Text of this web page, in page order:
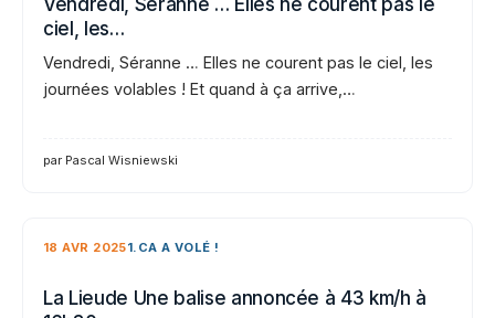
ciel, les…
Vendredi, Séranne … Elles ne courent pas le ciel, les
journées volables ! Et quand à ça arrive,…
par Pascal Wisniewski
18 AVR 20251.CA A VOLÉ !
La Lieude Une balise annoncée à 43 km/h à